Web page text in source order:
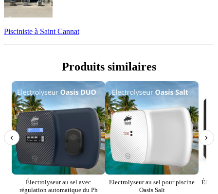
Pisciniste à Saint Cannat
Produits similaires
‹
Électrolyseur au sel avec
régulation automatique du Ph
Electrolyseur au sel pour piscine
Oasis Salt
›